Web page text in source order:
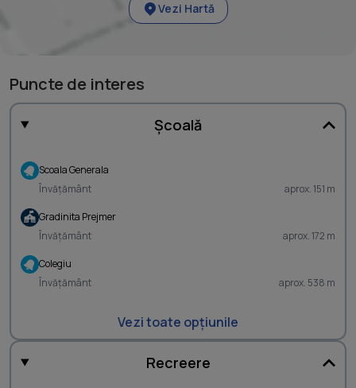
Vezi Hartă
Puncte de interes
Școală
Scoala Generala
Învățământ
aprox. 151 m
Gradinita Prejmer
Învățământ
aprox. 172 m
Colegiu
Învățământ
aprox. 538 m
Vezi toate opțiunile
Recreere